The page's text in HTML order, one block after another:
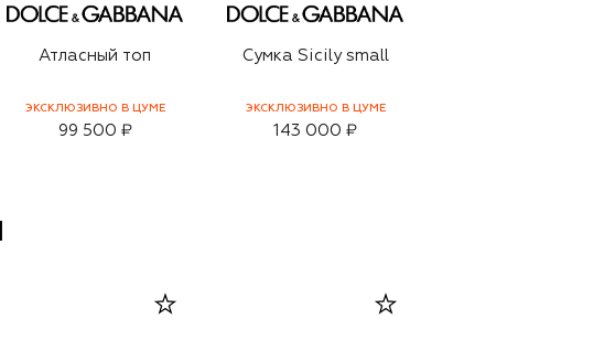
Атласный топ
ЭКСКЛЮЗИВНО В ЦУМЕ
99 500 ₽
Сумка Sicily small
ЭКСКЛЮЗИВНО В ЦУМЕ
143 000 ₽